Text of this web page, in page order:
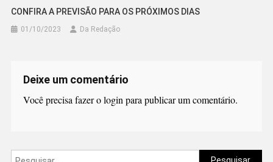
CONFIRA A PREVISÃO PARA OS PRÓXIMOS DIAS
01/10/2023 Da Redação
Deixe um comentário
Você precisa fazer ologin para publicar um comentário.
Pesquisar